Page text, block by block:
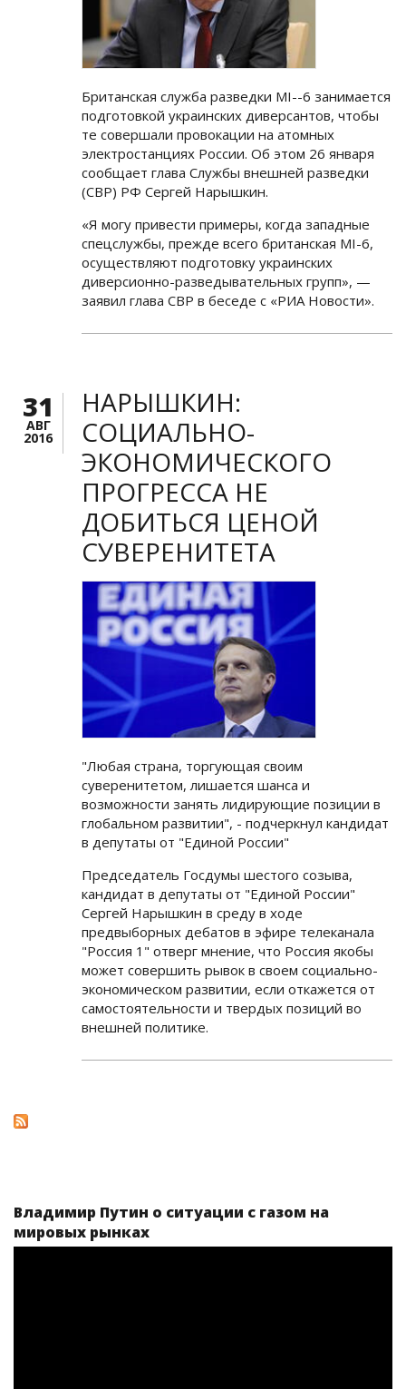
Британская служба разведки MI--6 занимается
подготовкой украинских диверсантов, чтобы
те совершали провокации на атомных
электростанциях России. Об этом 26 января
сообщает глава Службы внешней разведки
(СВР) РФ Сергей Нарышкин.
«Я могу привести примеры, когда западные
спецслужбы, прежде всего британская MI-6,
осуществляют подготовку украинских
диверсионно-разведывательных групп», —
заявил глава СВР в беседе с «РИА Новости».
31
АВГ
2016
НАРЫШКИН:
СОЦИАЛЬНО-
ЭКОНОМИЧЕСКОГО
ПРОГРЕССА НЕ
ДОБИТЬСЯ ЦЕНОЙ
СУВЕРЕНИТЕТА
"Любая страна, торгующая своим
суверенитетом, лишается шанса и
возможности занять лидирующие позиции в
глобальном развитии", - подчеркнул кандидат
в депутаты от "Единой России"
Председатель Госдумы шестого созыва,
кандидат в депутаты от "Единой России"
Сергей Нарышкин в среду в ходе
предвыборных дебатов в эфире телеканала
"Россия 1" отверг мнение, что Россия якобы
может совершить рывок в своем социально-
экономическом развитии, если откажется от
самостоятельности и твердых позиций во
внешней политике.
Владимир Путин о ситуации с газом на
мировых рынках